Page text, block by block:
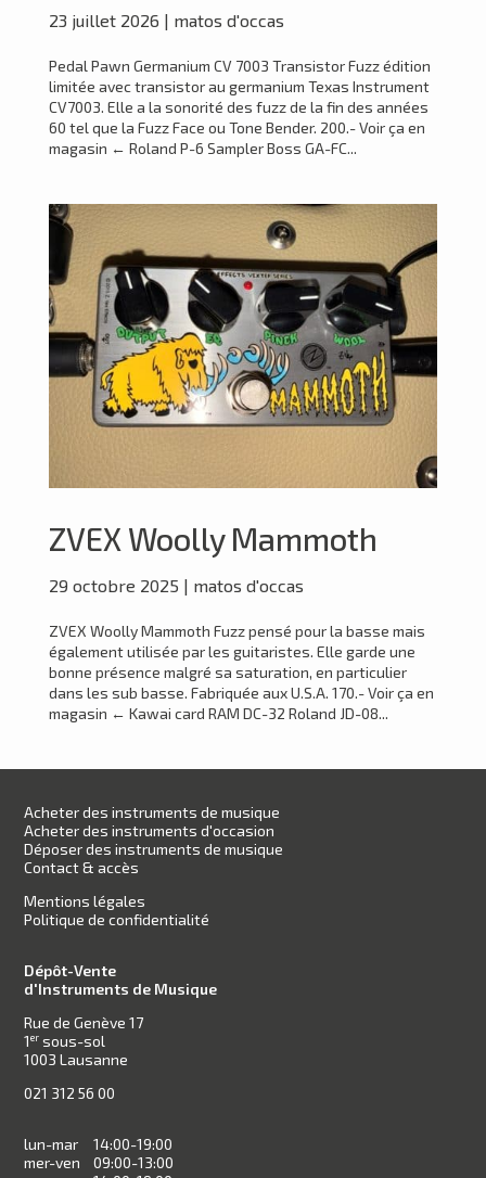
23 juillet 2026 | matos d'occas
Pedal Pawn Germanium CV 7003 Transistor Fuzz édition
limitée avec transistor au germanium Texas Instrument
CV7003. Elle a la sonorité des fuzz de la fin des années
60 tel que la Fuzz Face ou Tone Bender. 200.- Voir ça en
magasin ← Roland P-6 Sampler Boss GA-FC...
ZVEX Woolly Mammoth
29 octobre 2025 | matos d'occas
ZVEX Woolly Mammoth Fuzz pensé pour la basse mais
également utilisée par les guitaristes. Elle garde une
bonne présence malgré sa saturation, en particulier
dans les sub basse. Fabriquée aux U.S.A. 170.- Voir ça en
magasin ← Kawai card RAM DC-32 Roland JD-08...
Acheter des instruments de musique
Acheter des instruments d'occasion
Déposer des instruments de musique
Contact & accès
Mentions légales
Politique de confidentialité
Dépôt-Vente
d'Instruments de Musique
Rue de Genève 17
1er sous-sol
1003 Lausanne
021 312 56 00
lun-mar
14:00-19:00
mer-ven
09:00-13:00